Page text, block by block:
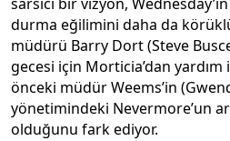
sarsıcı bir vizyon,
durma eğilimini daha da
müdürü Barry Dort (Steve
gecesi için Morticia’dan
önceki müdür Weems’in
yönetimindeki Nevermore’un
olduğunu fark ediyor.